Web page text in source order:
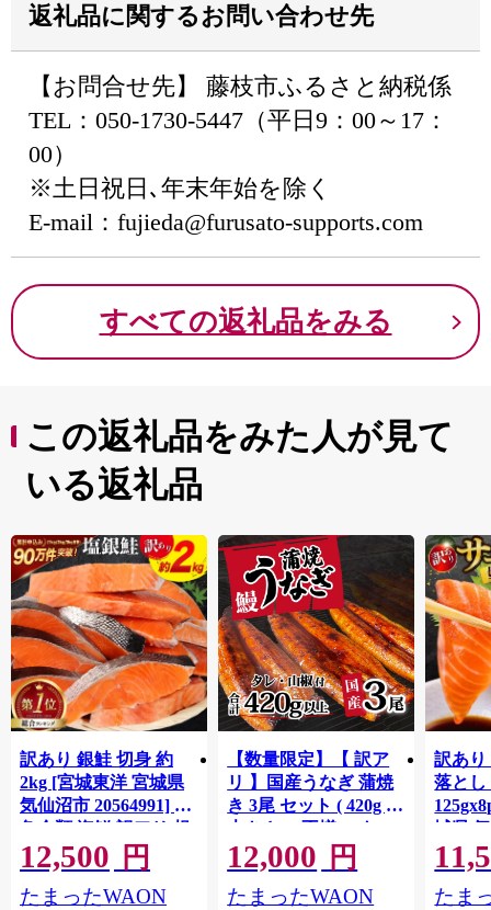
返礼品に関するお問い合わせ先
【お問合せ先】 藤枝市ふるさと納税係
TEL：050-1730-5447️（平日9：00～17：
00）
※土日祝日､年末年始を除く
E-mail：fujieda@furusato-supports.com
すべての返礼品をみる
この返礼品をみた人が見て
いる返礼品
訳あり 銀鮭 切身 約
2kg [宮城東洋 宮城県
気仙沼市 20564991] 鮭
魚介類 海鮮 訳アリ 規
格外 不揃い さけ サケ
鮭切身 シャケ 切り身
冷凍 家庭用 おかず 弁
12,500 円
たまったWAON
【数量限定】【 訳ア
リ 】国産うなぎ 蒲焼
き 3尾 セット ( 420g )
大きさ の不揃い タ
レ・山椒付き ウナギ
鰻 ふぞろい 不揃い う
な重 ひつまぶし 人気
12,000 円
たまったWAON
訳あり
落とし
城県
お刺し
生 生
たま